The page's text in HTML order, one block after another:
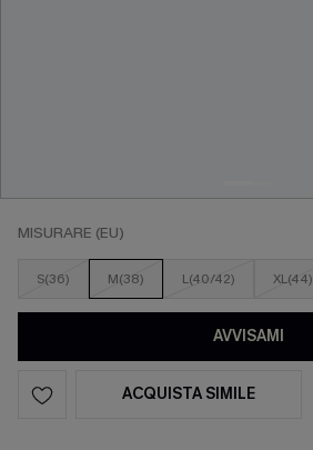
MISURARE (EU)
S(36) M(38) L(40/42) XL(44)
AVVISAMI
ACQUISTA SIMILE